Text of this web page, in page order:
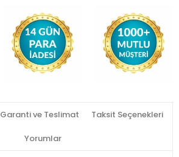
Garanti ve Teslimat Taksit Seçenekleri
Yorumlar